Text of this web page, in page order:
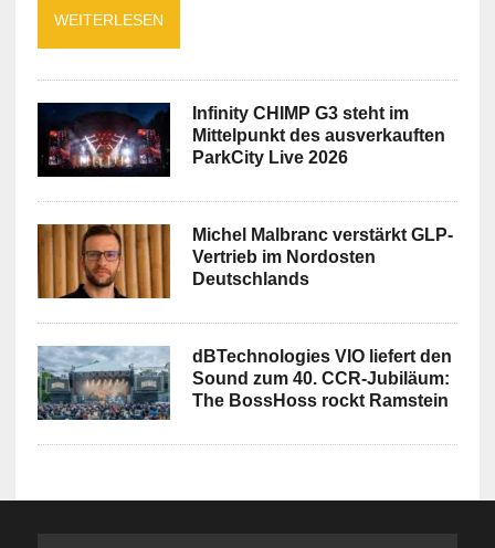
WEITERLESEN
Infinity CHIMP G3 steht im
Mittelpunkt des ausverkauften
ParkCity Live 2026
Michel Malbranc verstärkt GLP-
Vertrieb im Nordosten
Deutschlands
dBTechnologies VIO liefert den
Sound zum 40. CCR-Jubiläum:
The BossHoss rockt Ramstein